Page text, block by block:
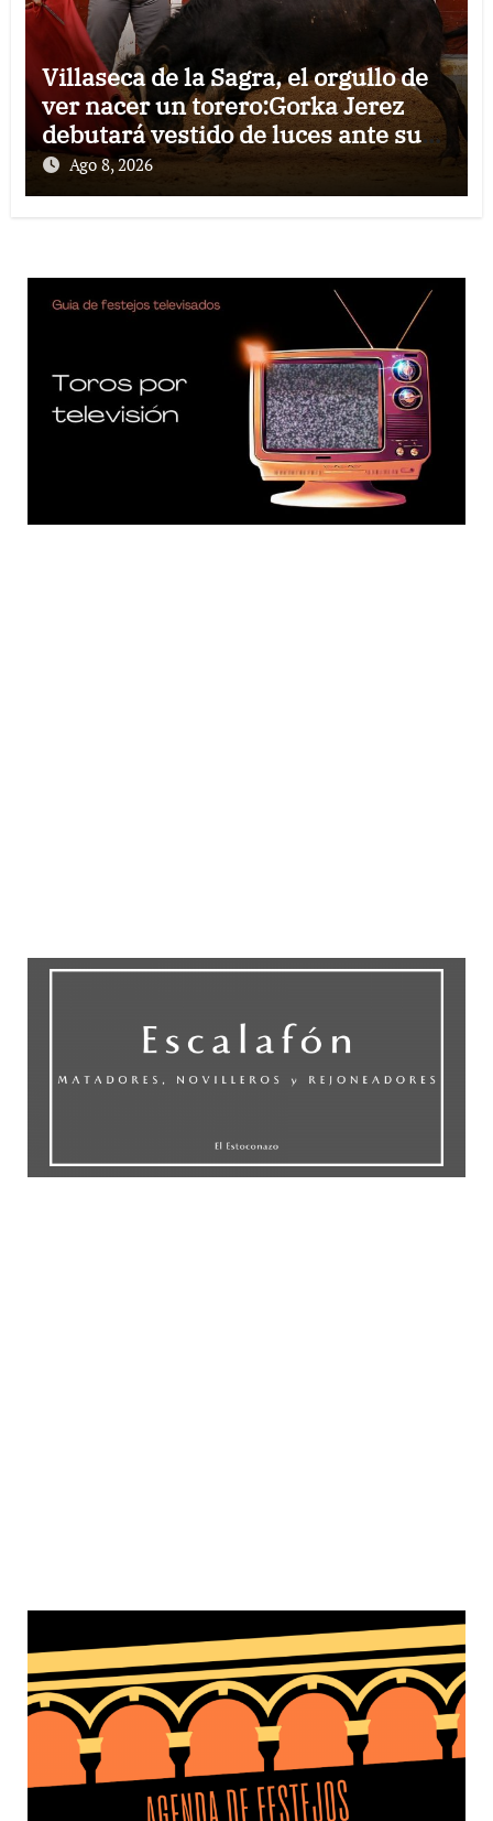
Villaseca de la Sagra, el orgullo de
ver nacer un torero:Gorka Jerez
debutará vestido de luces ante su
pueblo
Ago 8, 2026